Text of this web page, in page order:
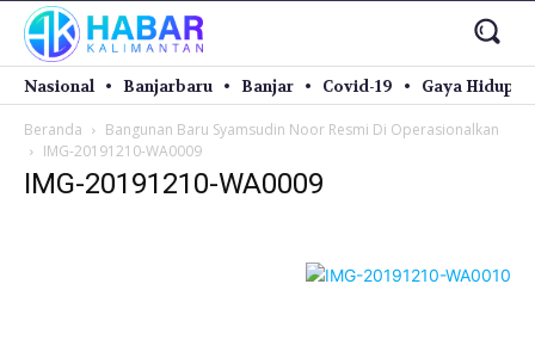
Nasional Banjarbaru Banjar Covid-19 Gaya Hidup
Beranda
Bangunan Baru Syamsudin Noor Resmi Di Operasionalkan
IMG-20191210-WA0009
IMG-20191210-WA0009